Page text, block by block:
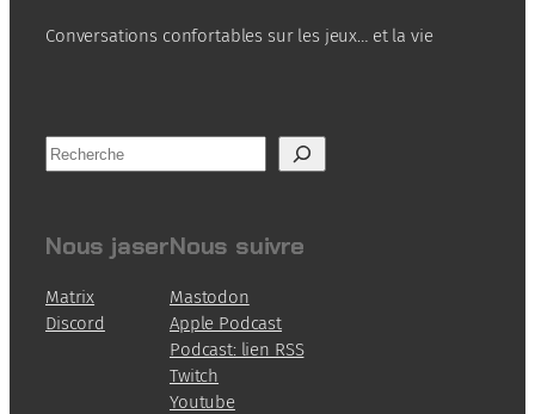
Conversations confortables sur les jeux… et la vie
R
e
e
c
h
Nous jaser
Matrix
Discord
Nous suivre
Mastodon
Apple Podcast
Podcast: lien RSS
Twitch
Youtube